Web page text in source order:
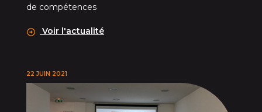
de compétences
Voir l'actualité
22 JUIN 2021